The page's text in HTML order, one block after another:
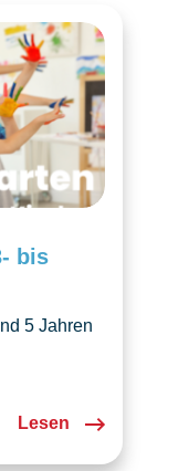
bis
5 Jahren
Lesen